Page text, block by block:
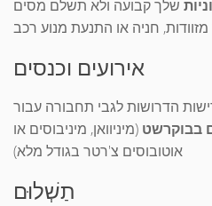
שלך קבועה ולא תשלם מסים
אירועים וכנסים
הדרושות לגבי תחבורה עבור
בבוקרשט (מיניוואן, מיניבוסים או
אוטובוסים צ'רטר בגודל מלא)
תַשְׁלוּם